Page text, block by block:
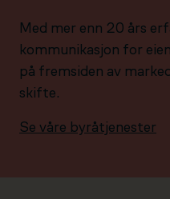
Med mer enn 20 års
kommunikasjon for
på fremsiden av
skifte.
Se våre byråtjenester